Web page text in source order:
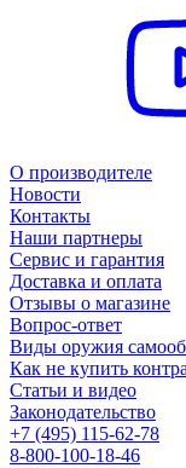
О производителе
Новости
Контакты
Наши партнеры
Сервис и гарантия
Доставка и оплата
Отзывы о магазине
Вопрос-ответ
Виды оружия
Как не купить
Статьи и видео
Законодательство
+7 (495) 115-62-78
8-800-100-18-46